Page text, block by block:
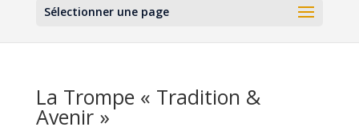
Sélectionner une page
La Trompe « Tradition &
Avenir »